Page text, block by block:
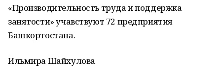
«Производительность труда и поддержка
занятости» учавствуют 72 предприятия
Башкортостана.
Ильмира Шайхулова